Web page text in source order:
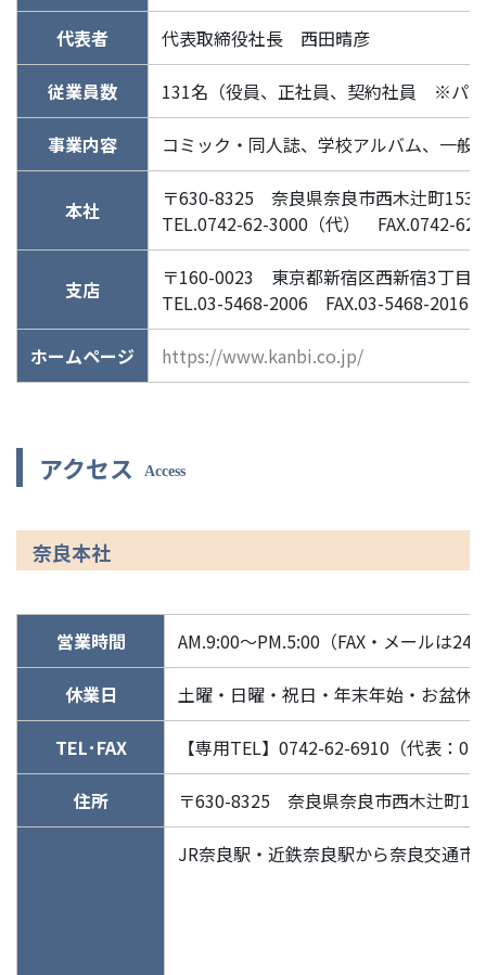
代表者 代表取締役社長 西田晴彦
従業員数 131名（役員、正社員、契約社員 ※パ
事業内容 コミック・同人誌、学校アルバム、一
本社
〒630-8325 奈良県奈良市西木辻町153-
TEL.0742-62-3000（代） FAX.0742-
支店
〒160-0023 東京都新宿区西新宿3丁目
TEL.03-5468-2006 FAX.03-5468-2016
ホームページ https://www.kanbi.co.jp/
アクセス Access
奈良本社
営業時間 AM.9:00～PM.5:00（FAX・メールは24
休業日 土曜・日曜・祝日・年末年始・お盆休
TEL･FAX 【専用TEL】0742-62-6910（代表：
住所 〒630-8325 奈良県奈良市西木辻町
JR奈良駅・近鉄奈良駅から奈良交通